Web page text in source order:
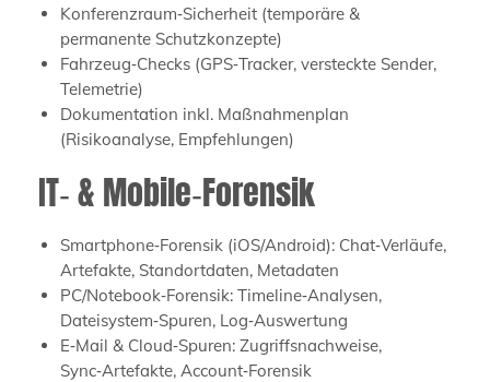
Konferenzraum‑Sicherheit (temporäre &
permanente Schutzkonzepte)
Fahrzeug‑Checks (GPS‑Tracker, versteckte Sender,
Telemetrie)
Dokumentation inkl. Maßnahmenplan
(Risikoanalyse, Empfehlungen)
IT‑ & Mobile‑Forensik
Smartphone‑Forensik (iOS/Android): Chat‑Verläufe,
Artefakte, Standortdaten, Metadaten
PC/Notebook‑Forensik: Timeline‑Analysen,
Dateisystem‑Spuren, Log‑Auswertung
E‑Mail & Cloud‑Spuren: Zugriffsnachweise,
Sync‑Artefakte, Account‑Forensik